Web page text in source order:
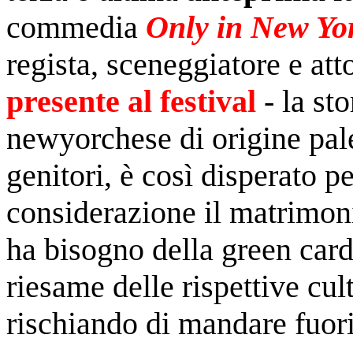
commedia Only in New
regista, sceneggiatore e
presente al festival - la
newyorchese di origine
genitori, è così disperato
considerazione il
ha bisogno della green
riesame delle rispettive
rischiando di mandare